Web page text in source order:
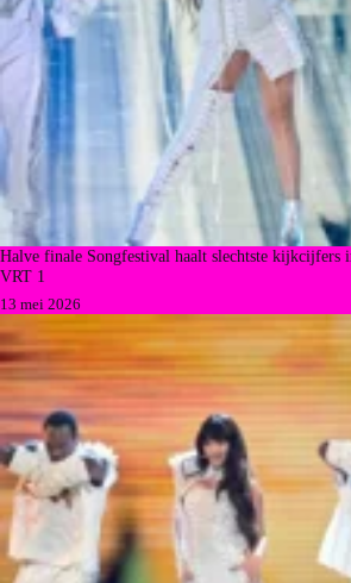
Halve finale Songfestival haalt slechtste kijkcijfers
VRT 1
13 mei 2026